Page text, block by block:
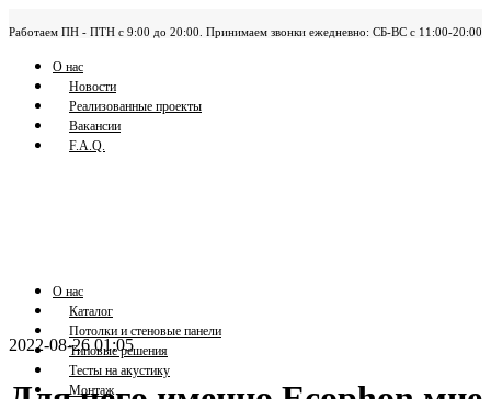
Работаем ПН - ПТН с 9:00 до 20:00. Принимаем звонки ежедневно: СБ-ВС с 11:00-20:00
О нас
Новости
Реализованные проекты
Вакансии
F.A.Q.
О нас
Каталог
Потолки и стеновые панели
Типовые решения
Тесты на акустику
Монтаж
2022-08-26 01:05